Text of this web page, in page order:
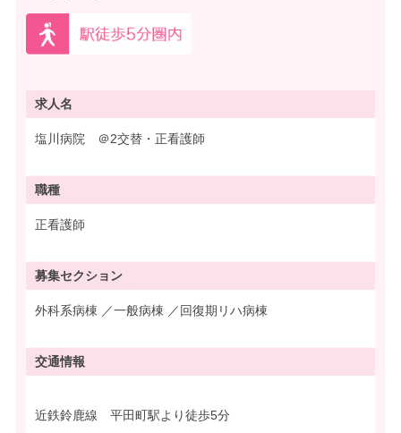
求人名
塩川病院 ＠2交替・正看護師
職種
正看護師
募集セクション
外科系病棟 ／一般病棟 ／回復期リハ病棟
交通情報
近鉄鈴鹿線 平田町駅より徒歩5分